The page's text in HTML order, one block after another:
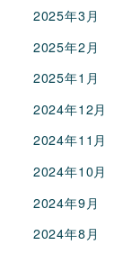
2025年3月
2025年2月
2025年1月
2024年12月
2024年11月
2024年10月
2024年9月
2024年8月